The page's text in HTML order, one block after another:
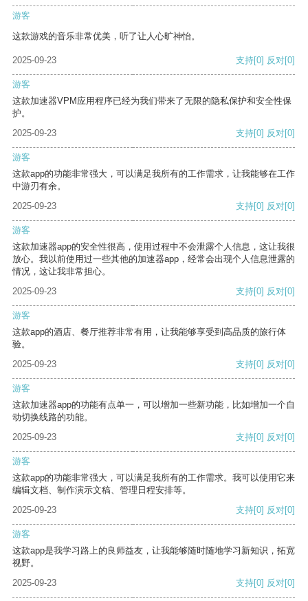
游客
这款游戏的音乐非常优美，听了让人心旷神怡。
2025-09-23 支持[0] 反对[0]
游客
这款加速器VPM应用程序已经为我们带来了无限的隐私保护和安全性保
护。
2025-09-23
支持[0] 反对[0]
游客
这款app的功能非常强大，可以满足我所有的工作需求，让我能够在工作
中游刃有余。
2025-09-23
支持[0] 反对[0]
游客
这款加速器app的安全性很高，使用过程中不会泄露个人信息，这让我很
放心。我以前使用过一些其他的加速器app，经常会出现个人信息泄露的
情况，这让我非常担心。
2025-09-23
支持[0] 反对[0]
游客
这款app的酒店、餐厅推荐非常有用，让我能够享受到高品质的旅行体
验。
2025-09-23
支持[0] 反对[0]
游客
这款加速器app的功能有点单一，可以增加一些新功能，比如增加一个自
动切换线路的功能。
2025-09-23
支持[0] 反对[0]
游客
这款app的功能非常强大，可以满足我所有的工作需求。我可以使用它来
编辑文档、制作演示文稿、管理日程安排等。
2025-09-23
支持[0] 反对[0]
游客
这款app是我学习路上的良师益友，让我能够随时随地学习新知识，拓宽
视野。
2025-09-23
支持[0] 反对[0]